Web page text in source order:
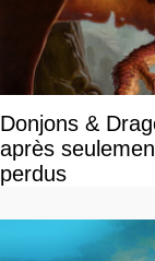
Donjons &
après
perdus